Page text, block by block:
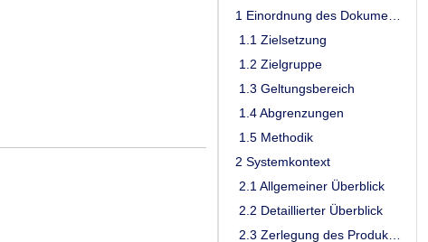
1.1 Zielsetzung
1.2 Zielgruppe
1.3 Geltungsbereich
1.4 Abgrenzungen
1.5 Methodik
2 Systemkontext
2.1 Allgemeiner Überblick
2.2 Detaillierter Überblick